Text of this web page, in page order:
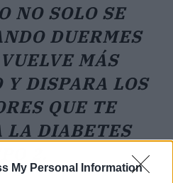
My Personal Information
NO SOLO SE
DUERMES
MÁS
Y DISPARA LOS
QUE TE
LA DIABETES